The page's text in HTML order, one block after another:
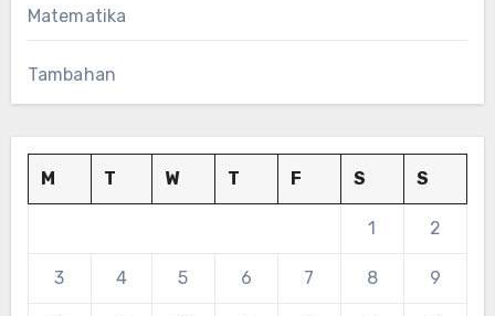
Matematika
Tambahan
M T W T F S S
1 2
3 4 5 6 7 8 9